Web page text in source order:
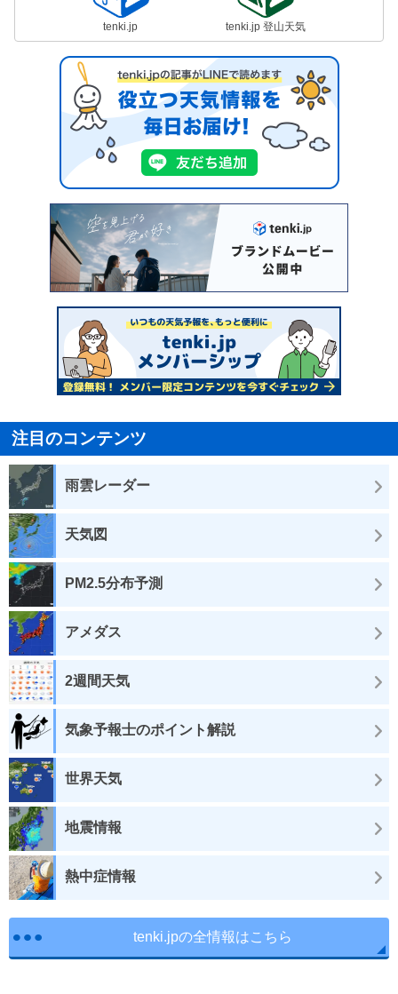
tenki.jp tenki.jp 登山天気
注目のコンテンツ
雨雲レーダー
天気図
PM2.5分布予測
アメダス
2週間天気
気象予報士のポイント解説
世界天気
地震情報
熱中症情報
tenki.jpの全情報はこちら